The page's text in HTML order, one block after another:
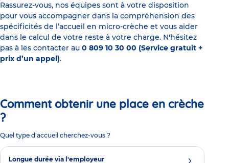
Rassurez-vous, nos équipes sont à votre disposition
pour vous accompagner dans la compréhension des
spécificités de l’accueil en micro-crèche et vous aider
dans le calcul de votre reste à votre charge. N'hésitez
pas à les contacter au 0 809 10 30 00 (Service gratuit +
prix d’un appel).
Comment obtenir une place en crèche
?
Quel type d'accueil cherchez-vous ?
Longue durée via l'employeur